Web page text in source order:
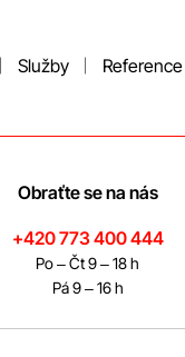
Služby Reference
Obraťte se na nás
+420 773 400 444
Po – Čt 9 – 18 h
Pá 9 – 16 h